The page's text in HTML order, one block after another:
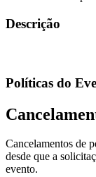
Descrição
Políticas do
Cancelamentos de
desde que a
evento.